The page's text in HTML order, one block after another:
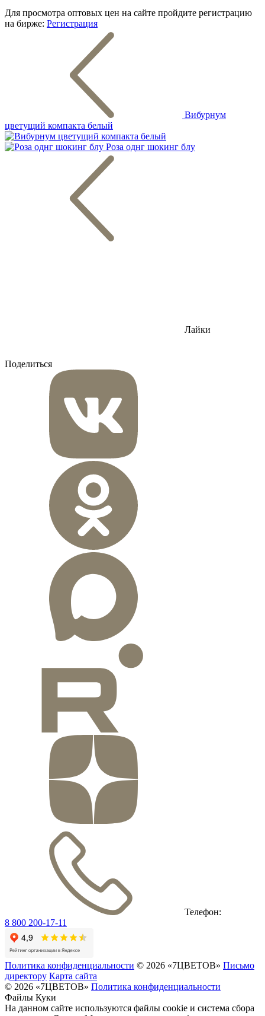
Для просмотра оптовых цен на сайте пройдите регистрацию
на бирже: Регистрация
Вибурнум
цветущий компакта белый
Роза однг шокинг блу
Лайки
Поделиться
Телефон:
8 800 200-17-11
Политика конфиденциальности © 2026 «7ЦВЕТОВ» Письмо
директору Карта сайта
© 2026 «7ЦВЕТОВ» Политика конфиденциальности
Файлы Куки
На данном сайте используются файлы cookie и система сбора